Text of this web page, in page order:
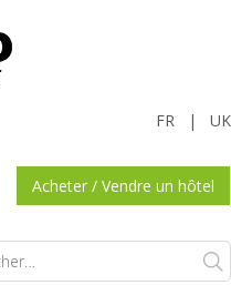
UK
|
FR
Acheter / Vendre un hôtel
: